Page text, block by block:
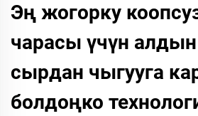
Эң жогорку
чарасы үчүн алдын
сырдан чыгууга
болдоңко